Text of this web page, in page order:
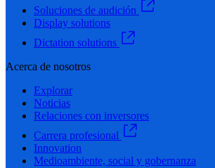
Soluciones de audición
Display solutions
Dictation solutions
Acerca de nosotros
Explorar
Noticias
Relaciones con inversores
Carrera profesional
Innovation
Medioambiente, social y gobernanza